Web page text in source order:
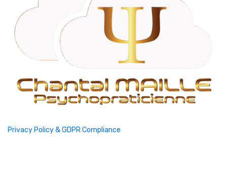
Privacy Policy & GDPR Compliance